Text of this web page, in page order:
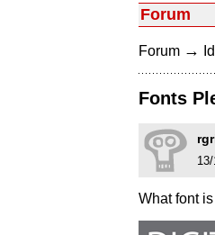
Forum
Forum →
Fonts
What font